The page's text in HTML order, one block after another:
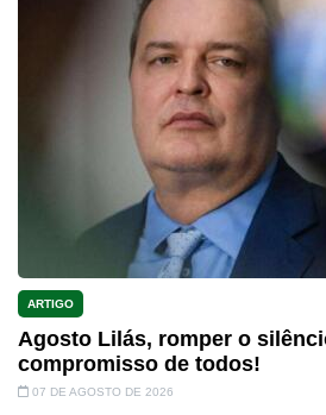
ARTIGO
Agosto Lilás, romper o
compromisso de todos!
07 DE AGOSTO DE 2026